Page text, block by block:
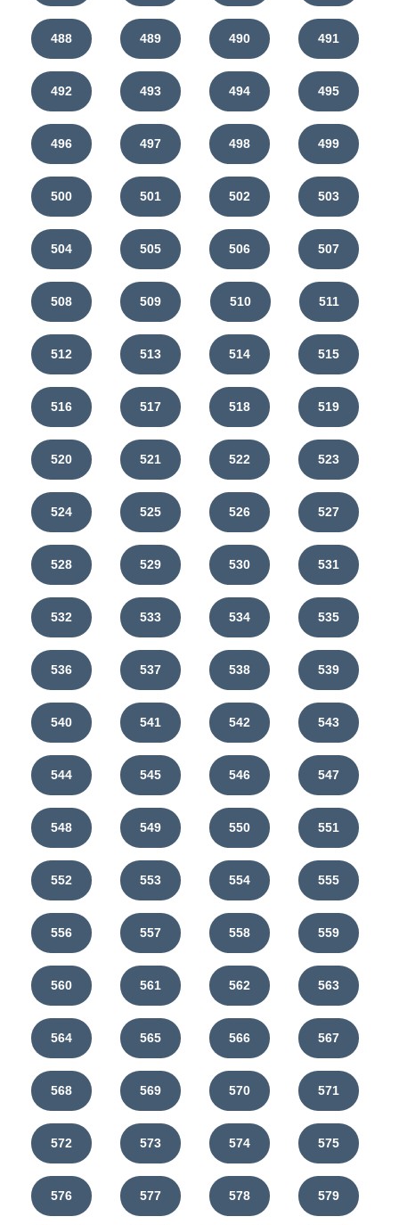
488 489 490 491
492 493 494 495
496 497 498 499
500 501 502 503
504 505 506 507
508 509 510 511
512 513 514 515
516 517 518 519
520 521 522 523
524 525 526 527
528 529 530 531
532 533 534 535
536 537 538 539
540 541 542 543
544 545 546 547
548 549 550 551
552 553 554 555
556 557 558 559
560 561 562 563
564 565 566 567
568 569 570 571
572 573 574 575
576 577 578 579